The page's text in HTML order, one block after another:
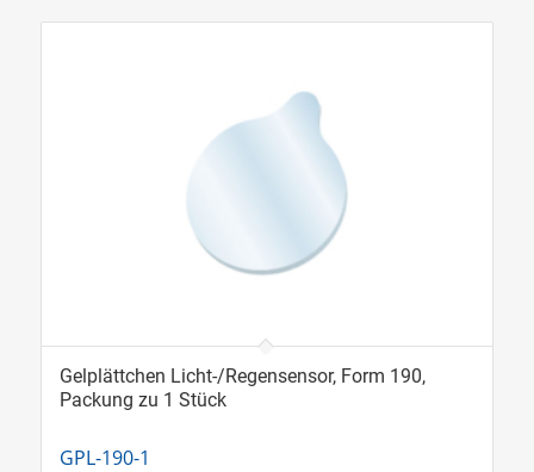
Gelplättchen Licht-/Regensensor, Form 190,
Packung zu 1 Stück
GPL-190-1